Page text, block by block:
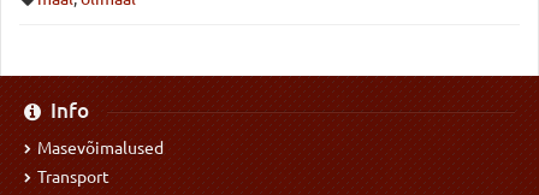
Info
Masevõimalused
Transport